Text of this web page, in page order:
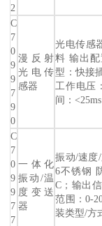
2
C
7
0
9
9
7
9
0
漫反射
光电传
感器
光电传感
料 输出配
型：快接
工作电压
间：
C
7
0
9
9
7
7
一体化
振动/温
度变送
器
振动/速度
6不锈钢
C；输出
范围：0-
装类型/方